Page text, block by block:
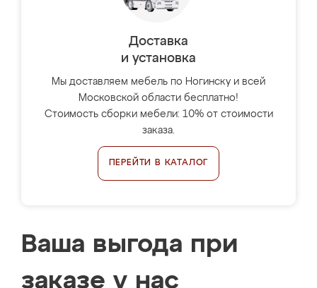
Доставка
и установка
Мы доставляем мебель по Ногинску и всей
Московской области бесплатно!
Стоимость сборки мебели: 10% от стоимости
заказа.
ПЕРЕЙТИ В КАТАЛОГ
Ваша выгода при
заказе у нас